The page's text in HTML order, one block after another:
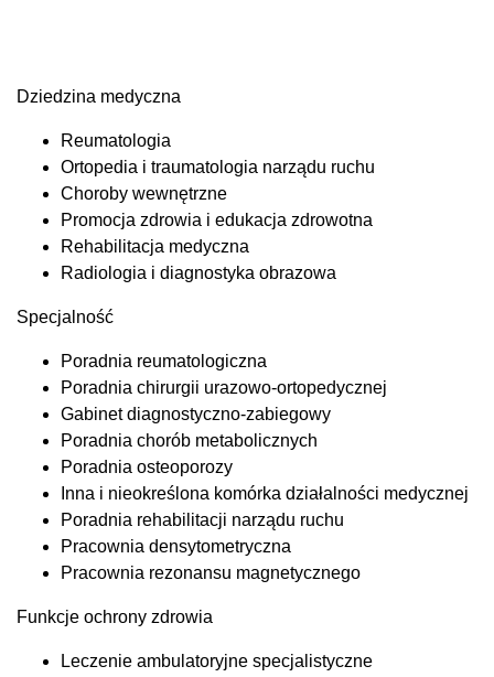
Dziedzina medyczna
Reumatologia
Ortopedia i traumatologia narządu ruchu
Choroby wewnętrzne
Promocja zdrowia i edukacja zdrowotna
Rehabilitacja medyczna
Radiologia i diagnostyka obrazowa
Specjalność
Poradnia reumatologiczna
Poradnia chirurgii urazowo-ortopedycznej
Gabinet diagnostyczno-zabiegowy
Poradnia chorób metabolicznych
Poradnia osteoporozy
Inna i nieokreślona komórka działalności medycznej
Poradnia rehabilitacji narządu ruchu
Pracownia densytometryczna
Pracownia rezonansu magnetycznego
Funkcje ochrony zdrowia
Leczenie ambulatoryjne specjalistyczne